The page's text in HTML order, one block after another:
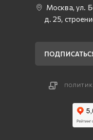
Москва, ул.
д. 25,